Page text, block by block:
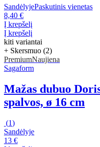
SandėlyjePaskutinis vienetas
8,40 €
Į krepšelį
Į krepšelį
kiti variantai
+ Skersmuo (2)
PremiumNaujiena
Sagaform
Mažas dubuo
spalvos, ø 16 cm
(1)
Sandėlyje
13 €